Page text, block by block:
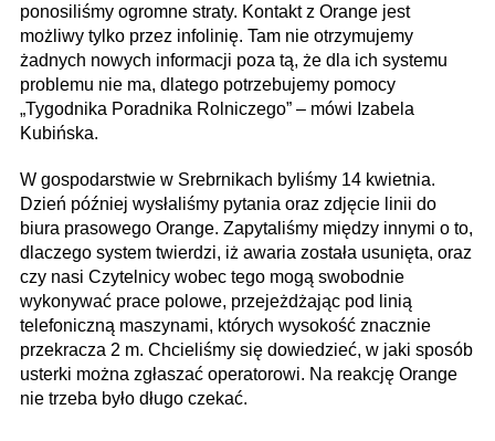
ponosiliśmy ogromne straty. Kontakt z Orange jest
możliwy tylko przez infolinię. Tam nie otrzymujemy
żadnych nowych informacji poza tą, że dla ich systemu
problemu nie ma, dlatego potrzebujemy pomocy
„Tygodnika Poradnika Rolniczego” – mówi Izabela
Kubińska.
W gospodarstwie w Srebrnikach byliśmy 14 kwietnia.
Dzień później wysłaliśmy pytania oraz zdjęcie linii do
biura prasowego Orange. Zapytaliśmy między innymi o to,
dlaczego system twierdzi, iż awaria została usunięta, oraz
czy nasi Czytelnicy wobec tego mogą swobodnie
wykonywać prace polowe, przejeżdżając pod linią
telefoniczną maszynami, których wysokość znacznie
przekracza 2 m. Chcieliśmy się dowiedzieć, w jaki sposób
usterki można zgłaszać operatorowi. Na reakcję Orange
nie trzeba było długo czekać.